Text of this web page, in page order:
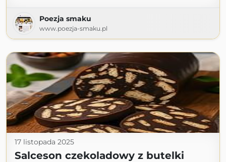
Poezja smaku
www.poezja-smaku.pl
17 listopada 2025
Salceson czekoladowy z butelki